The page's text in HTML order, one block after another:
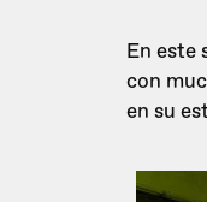
En este
con
en su